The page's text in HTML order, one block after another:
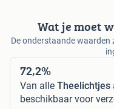
Wat je moet
De onderstaande waarden
72,2%
Van alle Theelichtjes
beschikbaar voor